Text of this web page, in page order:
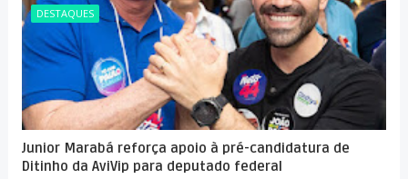
DESTAQUES
Junior Marabá reforça apoio à pré-candidatura de
Ditinho da AviVip para deputado federal